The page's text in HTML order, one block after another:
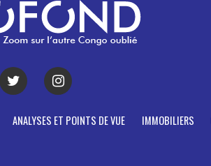
ANALYSES ET POINTS DE VUE IMMOBILIERS